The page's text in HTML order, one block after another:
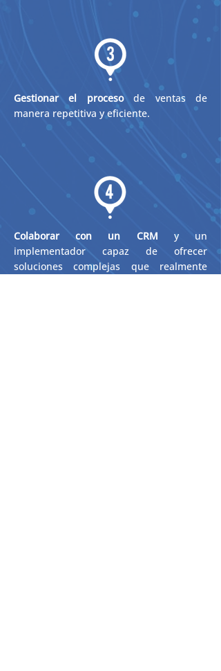
Gestionar el procesode ventas de
manera repetitiva y eficiente.
Colaborar con un CRM y un
implementador capaz de ofrecer
soluciones complejas que realmente